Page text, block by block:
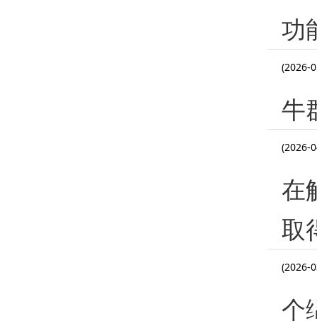
功
(2026-
牛
(2026-
在
取
(2026-
个